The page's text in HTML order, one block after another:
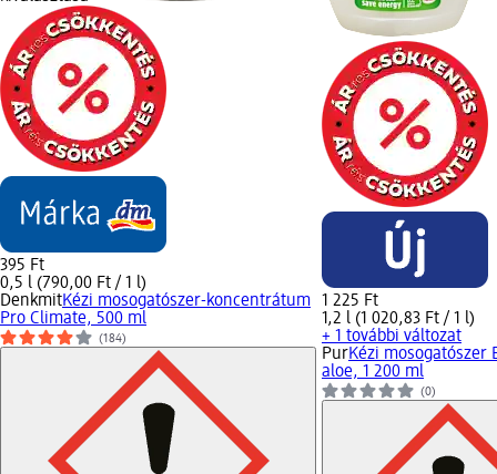
395 Ft
0,5 l (790,00 Ft / 1 l)
DenkmitKézi mosogatószer-koncentrátum
Pro Climate, 500 ml
(184)
1 225 Ft
1,2 l (1 020,83 Ft / 1 l)
+ 1 további változat
PurKézi mosogatószer
aloe, 1 200 ml
(0)